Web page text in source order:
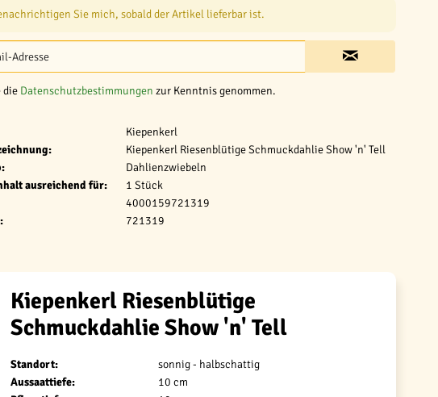
Sie mich, sobald der Artikel lieferbar ist.
die Datenschutzbestimmungen zur Kenntnis genommen.
Kiepenkerl
Kiepenkerl Riesenblütige Schmuckdahlie Show 'n' Tell
Dahlienzwiebeln
ausreichend für:
1 Stück
4000159721319
721319
Kiepenkerl Riesenblütige
Schmuckdahlie Show 'n' Tell
Standort:
sonnig - halbschattig
Aussaattiefe:
10 cm